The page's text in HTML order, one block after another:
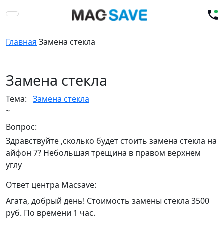
Главная Замена стекла
Замена стекла
Тема: Замена стекла
~
Вопрос:
Здравствуйте ,сколько будет стоить замена стекла на
айфон 7? Небольшая трещина в правом верхнем
углу
Ответ центра Macsave:
Агата, добрый день! Стоимость замены стекла 3500
руб. По времени 1 час.